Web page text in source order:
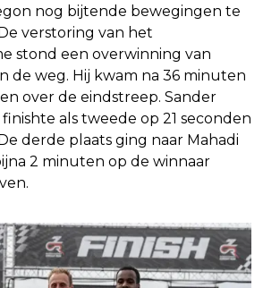
nog bijtende bewegingen te
verstoring van het
stond een overwinning van
de weg. Hij kwam na 36 minuten
over de eindstreep. Sander
als tweede op 21 seconden
derde plaats ging naar Mahadi
2 minuten op de winnaar